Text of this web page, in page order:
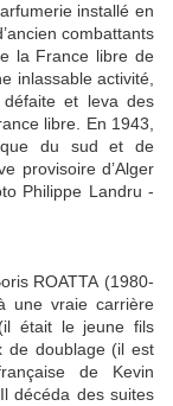
installé en
combattants
la France libre de
inlassable activité,
et leva des
libre. En 1943,
du sud et de
provisoire d’Alger
Philippe Landru -
ROATTA (1980-
une vraie carrière
était le jeune fils
de doublage (il est
de Kevin
décéda des suites